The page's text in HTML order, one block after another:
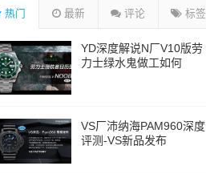
热门 最新 评论 标签
YD深度解说N厂V10版劳
力士绿水鬼做工如何
VS厂沛纳海PAM960深度
评测-VS新品发布